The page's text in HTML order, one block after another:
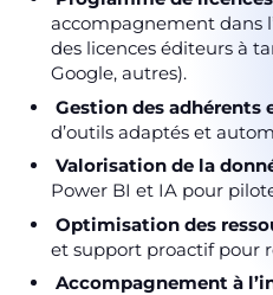
accompagnement dans
des licences éditeurs à
Google, autres).
Gestion des adhérents
d’outils adaptés et
Valorisation de la
Power BI et IA pour
Optimisation des
et support proactif pour
Accompagnement à